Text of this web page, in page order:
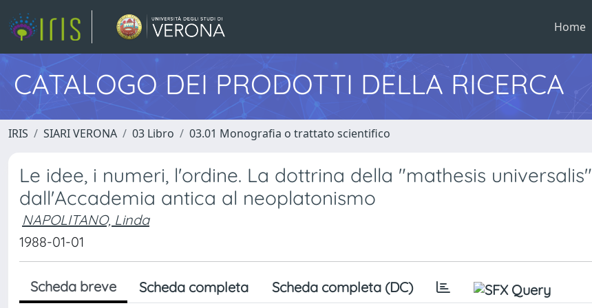
Home
CATALOGO DEI PRODOTTI DELLA RICERCA
IRIS SIARI VERONA 03 Libro 03.01 Monografia o trattato scientifico
Le idee, i numeri, l'ordine. La dottrina della "mathesis universalis"
dall'Accademia antica al neoplatonismo
NAPOLITANO, Linda
1988-01-01
Scheda breve Scheda completa Scheda completa (DC)